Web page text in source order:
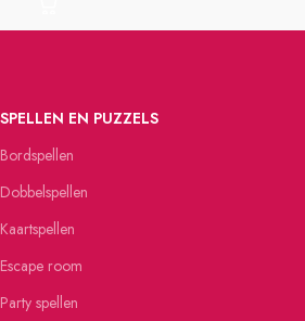
SPELLEN EN PUZZELS
Bordspellen
Dobbelspellen
Kaartspellen
Escape room
Party spellen